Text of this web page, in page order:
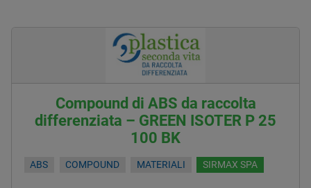
Compound di ABS da raccolta
differenziata – GREEN ISOTER P 25
100 BK
ABS COMPOUND MATERIALI SIRMAX SPA